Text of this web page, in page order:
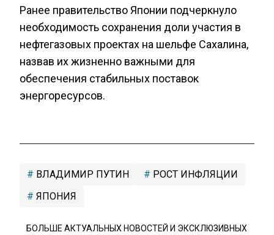
Ранее правительство Японии подчеркнуло
необходимость сохранения доли участия в
нефтегазовых проектах на шельфе Сахалина,
назвав их жизненно важными для
обеспечения стабильных поставок
энергоресурсов.
ВЛАДИМИР ПУТИН
РОСТ ИНФЛЯЦИИ
ЯПОНИЯ
БОЛЬШЕ АКТУАЛЬНЫХ НОВОСТЕЙ И ЭКСКЛЮЗИВНЫХ